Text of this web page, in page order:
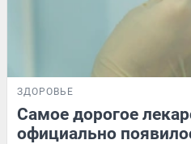
ЗДОРОВЬЕ
Самое дорогое
официально